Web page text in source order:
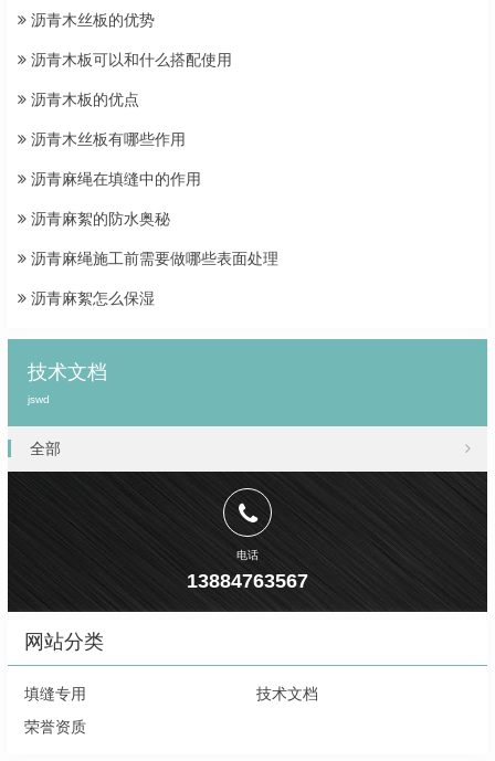
沥青木丝板的优势
沥青木板可以和什么搭配使用
沥青木板的优点
沥青木丝板有哪些作用
沥青麻绳在填缝中的作用
沥青麻絮的防水奥秘
沥青麻绳施工前需要做哪些表面处理
沥青麻絮怎么保湿
技术文档
jswd
全部
电话
13884763567
网站分类
填缝专用
技术文档
荣誉资质